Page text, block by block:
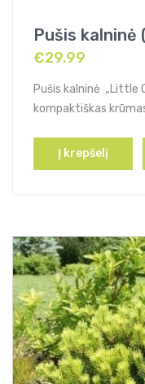
€29.99
Pušis kalninė „Little
kompaktiškas
Į krepšelį